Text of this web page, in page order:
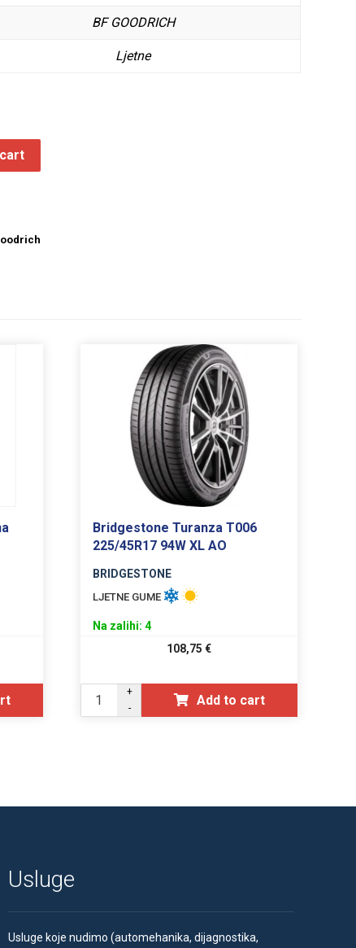
BF GOODRICH
Ljetne
Bridgestone Turanza T006
225/45R17 94W XL AO
BRIDGESTONE
LJETNE GUME
Na zalihi: 4
108,75€
+
-
Add to cart
Usluge
Usluge koje nudimo (automehanika, dijagnostika,